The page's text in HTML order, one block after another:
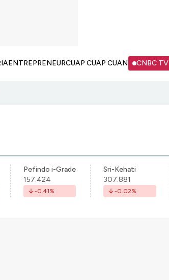
ENTREPRENEURCUAP CUAP CUAN CNBC TV
Pefindo i-Grade
157.424
-0.41%
Sri-Kehati
307.881
-0.02%